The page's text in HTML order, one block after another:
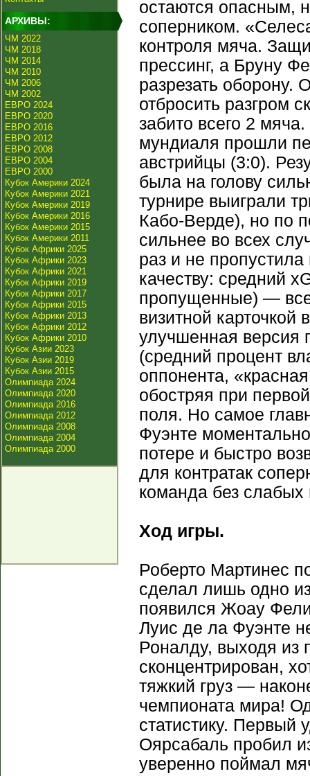
АРХИВЫ:
ЧМ 2022
ЧМ 2018
ЧМ 2014
ЧМ 2010
ЧМ 2006
ЧМ 2002
ЕВРО 2024
ЕВРО 2020
ЕВРО 2016
ЕВРО 2012
ЕВРО 2008
ЕВРО 2004
ЕВРО 2000
Кубок Америки 2024
Кубок Америки 2021
Кубок Америки 2019
Кубок Америки 2016
Кубок Америки 2015
Кубок Америки 2011
Кубок Африки 2025
Кубок Африки 2023
Кубок Африки 2021
Кубок Африки 2019
Кубок Африки 2017
Кубок Африки 2015
Кубок Африки 2013
Кубок Африки 2012
Кубок Африки 2010
Кубок Азии 2023
Кубок Азии 2019
Кубок Азии 2015
Олимпиада 2024
Олимпиада 2020
Олимпиада 2016
Олимпиада 2012
Олимпиада 2008
Олимпиада 2004
Олимпиада 2000
остаются опасным,
соперником.
контроля мяча.
прессинг, а Бруну
разрезать оборону.
отбросить разгром
забито всего 2
мундиаля прошли
австрийцы (3:0).
была на голову
турнире выиграли
Кабо-Верде), но по
сильнее во всех
раз и не пропустила
качеству: средний
пропущенные) —
визитной
улучшенная версия
(средний процент
оппонента,
обостряя при
поля. Но самое
Фуэнте
потере и быстро
для контратак
команда без слабых
Ход игры.
Роберто Мартинес
сделал лишь одно
появился Жоау
Луис де ла Фуэнте
Роналду, выходя из
сконцентрирован,
тяжкий груз —
чемпионата мира!
статистику. Первый
Оярсабаль пробил
уверенно поймал